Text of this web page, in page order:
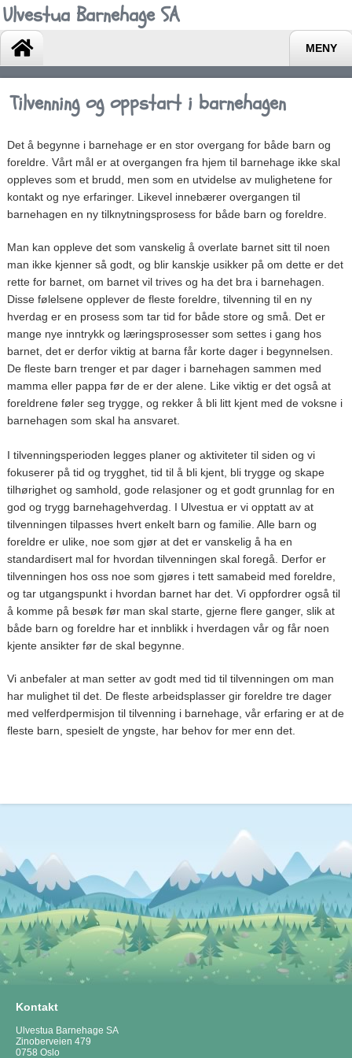
Ulvestua Barnehage SA
MENY
Tilvenning og oppstart i barnehagen
Det å begynne i barnehage er en stor overgang for både barn og
foreldre. Vårt mål er at overgangen fra hjem til barnehage ikke skal
oppleves som et brudd, men som en utvidelse av mulighetene for
kontakt og nye erfaringer. Likevel innebærer overgangen til
barnehagen en ny tilknytningsprosess for både barn og foreldre.
Man kan oppleve det som vanskelig å overlate barnet sitt til noen
man ikke kjenner så godt, og blir kanskje usikker på om dette er det
rette for barnet, om barnet vil trives og ha det bra i barnehagen.
Disse følelsene opplever de fleste foreldre, tilvenning til en ny
hverdag er en prosess som tar tid for både store og små. Det er
mange nye inntrykk og læringsprosesser som settes i gang hos
barnet, det er derfor viktig at barna får korte dager i begynnelsen.
De fleste barn trenger et par dager i barnehagen sammen med
mamma eller pappa før de er der alene. Like viktig er det også at
foreldrene føler seg trygge, og rekker å bli litt kjent med de voksne i
barnehagen som skal ha ansvaret.
I tilvenningsperioden legges planer og aktiviteter til siden og vi
fokuserer på tid og trygghet, tid til å bli kjent, bli trygge og skape
tilhørighet og samhold, gode relasjoner og et godt grunnlag for en
god og trygg barnehagehverdag. I Ulvestua er vi opptatt av at
tilvenningen tilpasses hvert enkelt barn og familie. Alle barn og
foreldre er ulike, noe som gjør at det er vanskelig å ha en
standardisert mal for hvordan tilvenningen skal foregå. Derfor er
tilvenningen hos oss noe som gjøres i tett samabeid med foreldre,
og tar utgangspunkt i hvordan barnet har det. Vi oppfordrer også til
å komme på besøk før man skal starte, gjerne flere ganger, slik at
både barn og foreldre har et innblikk i hverdagen vår og får noen
kjente ansikter før de skal begynne.
Vi anbefaler at man setter av godt med tid til tilvenningen om man
har mulighet til det. De fleste arbeidsplasser gir foreldre tre dager
med velferdpermisjon til tilvenning i barnehage, vår erfaring er at de
fleste barn, spesielt de yngste, har behov for mer enn det.
Kontakt
Ulvestua Barnehage SA
Zinoberveien 479
0758 Oslo